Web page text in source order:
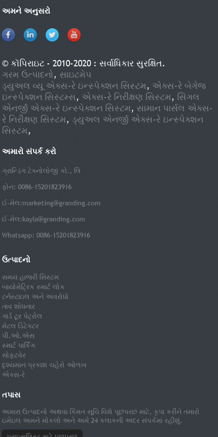
વગેરે માટે તદ્દન યોગ્ય છે.
અમને અનુસરો
© કૉપિરાઇટ - 2010-2020 : સર્વાધિકાર સુરક્ષિત.
ગરમ ઉત્પાદનો, સાઇટમેપ
ડ્યુઅલ વ્યૂ એક્સ-રે ઇન્સ્પેક્શન સિસ્ટમ, એક્સ-રે બેગેજ
ઇન્સ્પેક્શન સિસ્ટમ્સ, એક્સ-રે નિરીક્ષણ સિસ્ટમ, સિંગલ
એનર્જી એક્સ-રે ઇન્સ્પેક્શન સિસ્ટમ, સામાન પાર્સલ એક્સ-
રે નિરીક્ષણ સિસ્ટમ, ડ્યુઅલ એનર્જી એક્સ-રે ઇન્સ્પેક્શન
સિસ્ટમ,
અમારો સંપર્ક કરો
ગ્રાન્ડિંગ ટેક્નોલોજી કો., લિ
ફોન: 0086-15201823916
ઈ-મેલ:marketing@granding.com
ઈ-મેલ:kayla@granding.com
Whatsapp: 0086-15201823916
ઉત્પાદનો
સમય હાજરી સિસ્ટમ
બાયોમેટ્રિક સ્માર્ટ લોક
ટર્નસ્ટાઇલ અને અવરોધો
તાવ શોધનાર
ગાર્ડ ટૂર પેટ્રોલ
મેટલ ડિટેક્ટર
પી.ઓ.એસ
સ્માર્ટ પાર્કિંગ
સોફ્ટવેર
દૃશ્યમાન પ્રકાશ ચહેરો ઓળખ
એક્સ-રે
તપાસ
અમારા ઉત્પાદનો અથવા કિંમત સૂચિ વિશે પૂછપરછ માટે, કૃપા કરીને તમારો
ઇમેઇલ અમને મોકલો અને અમે 24 કલાકની અંદર સંપર્કમાં રહીશું.